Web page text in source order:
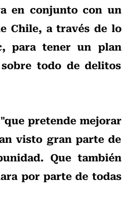
en conjunto con un
Chile, a través de lo
para tener un plan
todo de delitos
"que pretende mejorar
visto gran parte de
Que también
por parte de todas